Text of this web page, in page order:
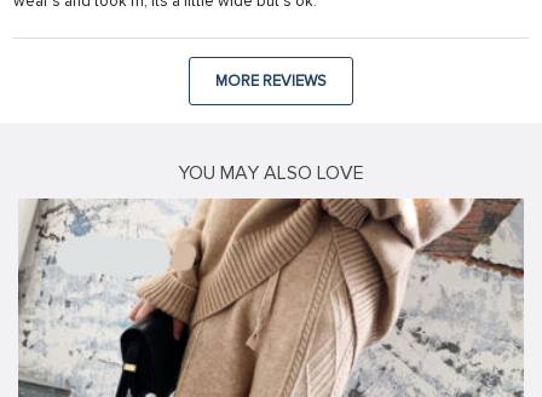
MORE REVIEWS
YOU MAY ALSO LOVE